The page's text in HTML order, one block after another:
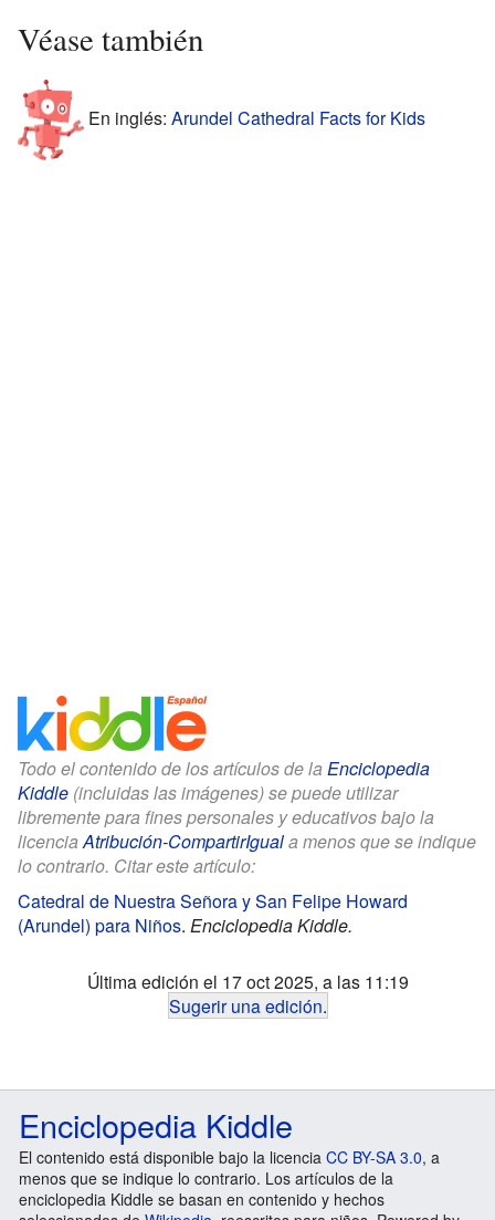
Véase también
En inglés: Arundel Cathedral Facts for Kids
Todo el contenido de los artículos de la Enciclopedia
Kiddle (incluidas las imágenes) se puede utilizar
libremente para fines personales y educativos bajo la
licenciaAtribución-CompartirIguala menos que se indique
lo contrario. Citar este artículo:
Catedral de Nuestra Señora y San Felipe Howard
(Arundel) para Niños. Enciclopedia Kiddle.
Última edición el 17 oct 2025, a las 11:19
Sugerir una edición.
Enciclopedia Kiddle
El contenido está disponible bajo la licencia CC BY-SA 3.0, a
menos que se indique lo contrario. Los artículos de la
enciclopedia Kiddle se basan en contenido y hechos